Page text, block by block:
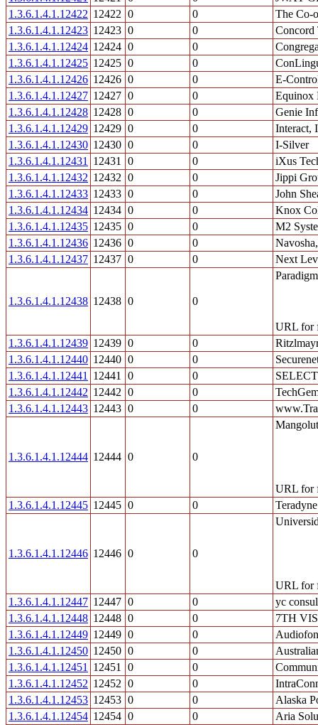
1.3.6.1.4.1.12422 12422 0 0
The Co-
1.3.6.1.4.1.12423 12423 0 0
Concord
1.3.6.1.4.1.12424 12424 0 0
1.3.6.1.4.1.12425 12425 0 0
1.3.6.1.4.1.12426 12426 0 0
E-
1.3.6.1.4.1.12427 12427 0 0
Equinox
1.3.6.1.4.1.12428 12428 0 0
Genie
1.3.6.1.4.1.12429 12429 0 0
Interact,
1.3.6.1.4.1.12430 12430 0 0
I-Silver
1.3.6.1.4.1.12431
12431 0 0
iXus
1.3.6.1.4.1.12432 12432 0 0
Jippi
1.3.6.1.4.1.12433 12433 0 0
John
1.3.6.1.4.1.12434 12434 0 0
Knox
1.3.6.1.4.1.12435 12435 0 0
M2
1.3.6.1.4.1.12436 12436 0 0
1.3.6.1.4.1.12437 12437 0 0 Next
1.3.6.1.4.1.12438 12438 0 0
URL for
1.3.6.1.4.1.12439 12439 0 0
1.3.6.1.4.1.12440 12440 0 0
1.3.6.1.4.1.12441
12441 0 0
1.3.6.1.4.1.12442 12442 0 0
1.3.6.1.4.1.12443 12443 0 0
1.3.6.1.4.1.12444 12444 0 0
URL for
1.3.6.1.4.1.12445 12445 0 0 Teradyne
1.3.6.1.4.1.12446 12446 0 0
URL for
1.3.6.1.4.1.12447 12447 0 0
yc
1.3.6.1.4.1.12448 12448 0 0
7TH
1.3.6.1.4.1.12449 12449 0 0
1.3.6.1.4.1.12450 12450 0 0
1.3.6.1.4.1.12451
12451 0 0
1.3.6.1.4.1.12452 12452 0 0
1.3.6.1.4.1.12453 12453 0 0
Alaska
1.3.6.1.4.1.12454 12454 0 0 Aria